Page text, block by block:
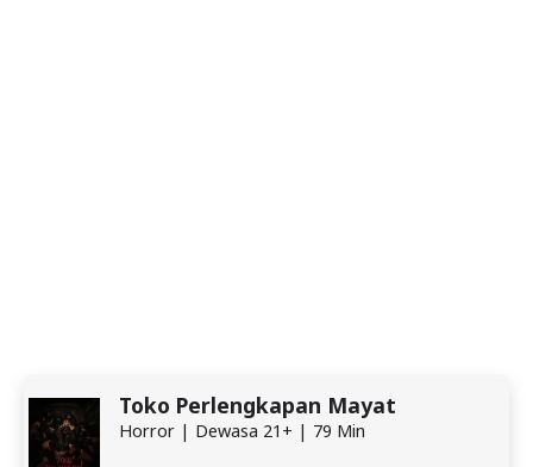
Toko Perlengkapan Mayat
Horror | Dewasa 21+ | 79 Min